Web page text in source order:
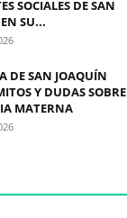
SOCIALES DE SAN
SU...
DE SAN JOAQUÍN
Y DUDAS SOBRE
MATERNA